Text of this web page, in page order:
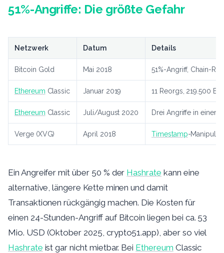
51%-Angriffe: Die größte Gefahr
Netzwerk Datum Details
Bitcoin Gold Mai 2018 51%-Angriff, Chain-
Ethereum Classic Januar 2019 11 Reorgs, 219.500
Ethereum Classic Juli/August 2020 Drei Angriffe in einem
Verge (XVG) April 2018 Timestamp-
Ein Angreifer mit über 50 % der Hashrate kann eine
alternative, längere Kette minen und damit
Transaktionen rückgängig machen. Die Kosten für
einen 24-Stunden-Angriff auf Bitcoin liegen bei ca. 53
Mio. USD (Oktober 2025, crypto51.app), aber so viel
Hashrate ist gar nicht mietbar. Bei Ethereum Classic